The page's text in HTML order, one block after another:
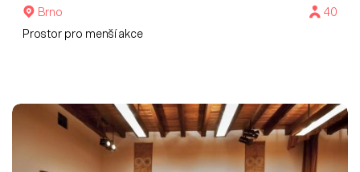
Brno
40
Prostor pro menší akce